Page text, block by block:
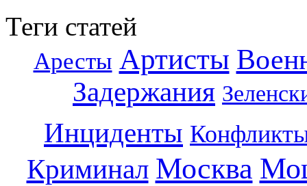
Теги статей
Аресты Артисты
Задержания
Инциденты
Криминал Москва